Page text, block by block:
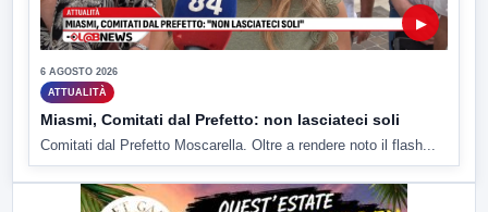
▶
6 AGOSTO 2026
ATTUALITÀ
Miasmi, Comitati dal Prefetto: non lasciateci soli
Comitati dal Prefetto Moscarella. Oltre a rendere noto il flash...